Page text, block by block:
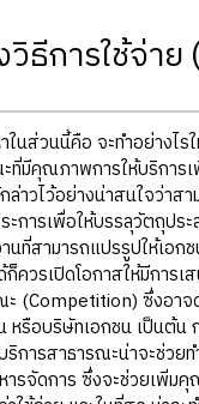
ธีการใช้จ่า
นส่วนนี้คือ จะทำอย่างไร
ที่มีคุณภาพการให้บริการ
าวไว้อย่างน่าสนใจว่าสา
การเพื่อให้บรรลุวัตถุปร
นที่สามารถแปรรูปให้เอก
ควรเปิดโอกาสให้มีการ
ะ (Competition) ซึ่งอาจ
รือบริษัทเอกชน เป็นต้น
การสาธารณะน่าจะช่วย
ารจัดการ ซึ่งจะช่วยเพิ่ม